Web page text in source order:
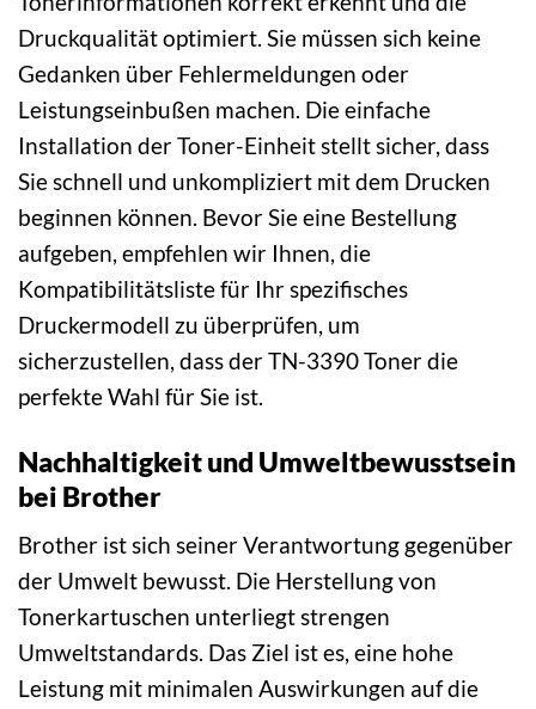
Druckqualität optimiert. Sie müssen sich keine
Gedanken über Fehlermeldungen oder
Leistungseinbußen machen. Die einfache
Installation der Toner-Einheit stellt sicher, dass
Sie schnell und unkompliziert mit dem Drucken
beginnen können. Bevor Sie eine Bestellung
aufgeben, empfehlen wir Ihnen, die
Kompatibilitätsliste für Ihr spezifisches
Druckermodell zu überprüfen, um
sicherzustellen, dass der TN-3390 Toner die
perfekte Wahl für Sie ist.
Nachhaltigkeit und Umweltbewusstsein
bei Brother
Brother ist sich seiner Verantwortung gegenüber
der Umwelt bewusst. Die Herstellung von
Tonerkartuschen unterliegt strengen
Umweltstandards. Das Ziel ist es, eine hohe
Leistung mit minimalen Auswirkungen auf die